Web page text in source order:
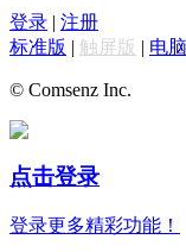
登录 | 注册
标准版 | 触屏版 | 电
© Comsenz Inc.
点击登录
登录更多精彩功能！